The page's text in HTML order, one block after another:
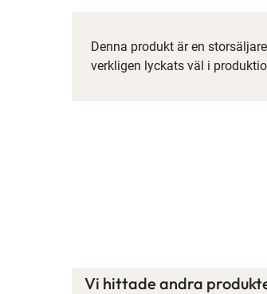
Denna produkt är en
verkligen lyckats väl i
Vi hittade andra